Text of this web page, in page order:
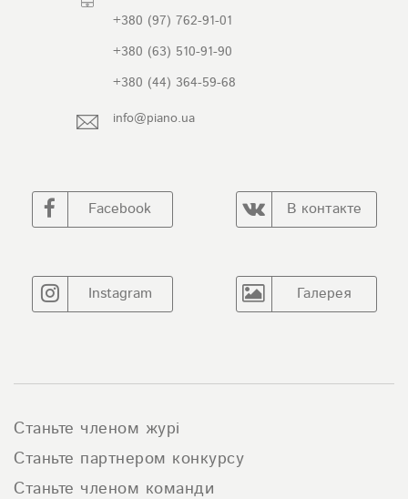
+380 (97) 762-91-01
+380 (63) 510-91-90
+380 (44) 364-59-68
info@piano.ua
Facebook В контакте
Instagram Галерея
Станьте членом журі
Станьте партнером конкурсу
Станьте членом команди